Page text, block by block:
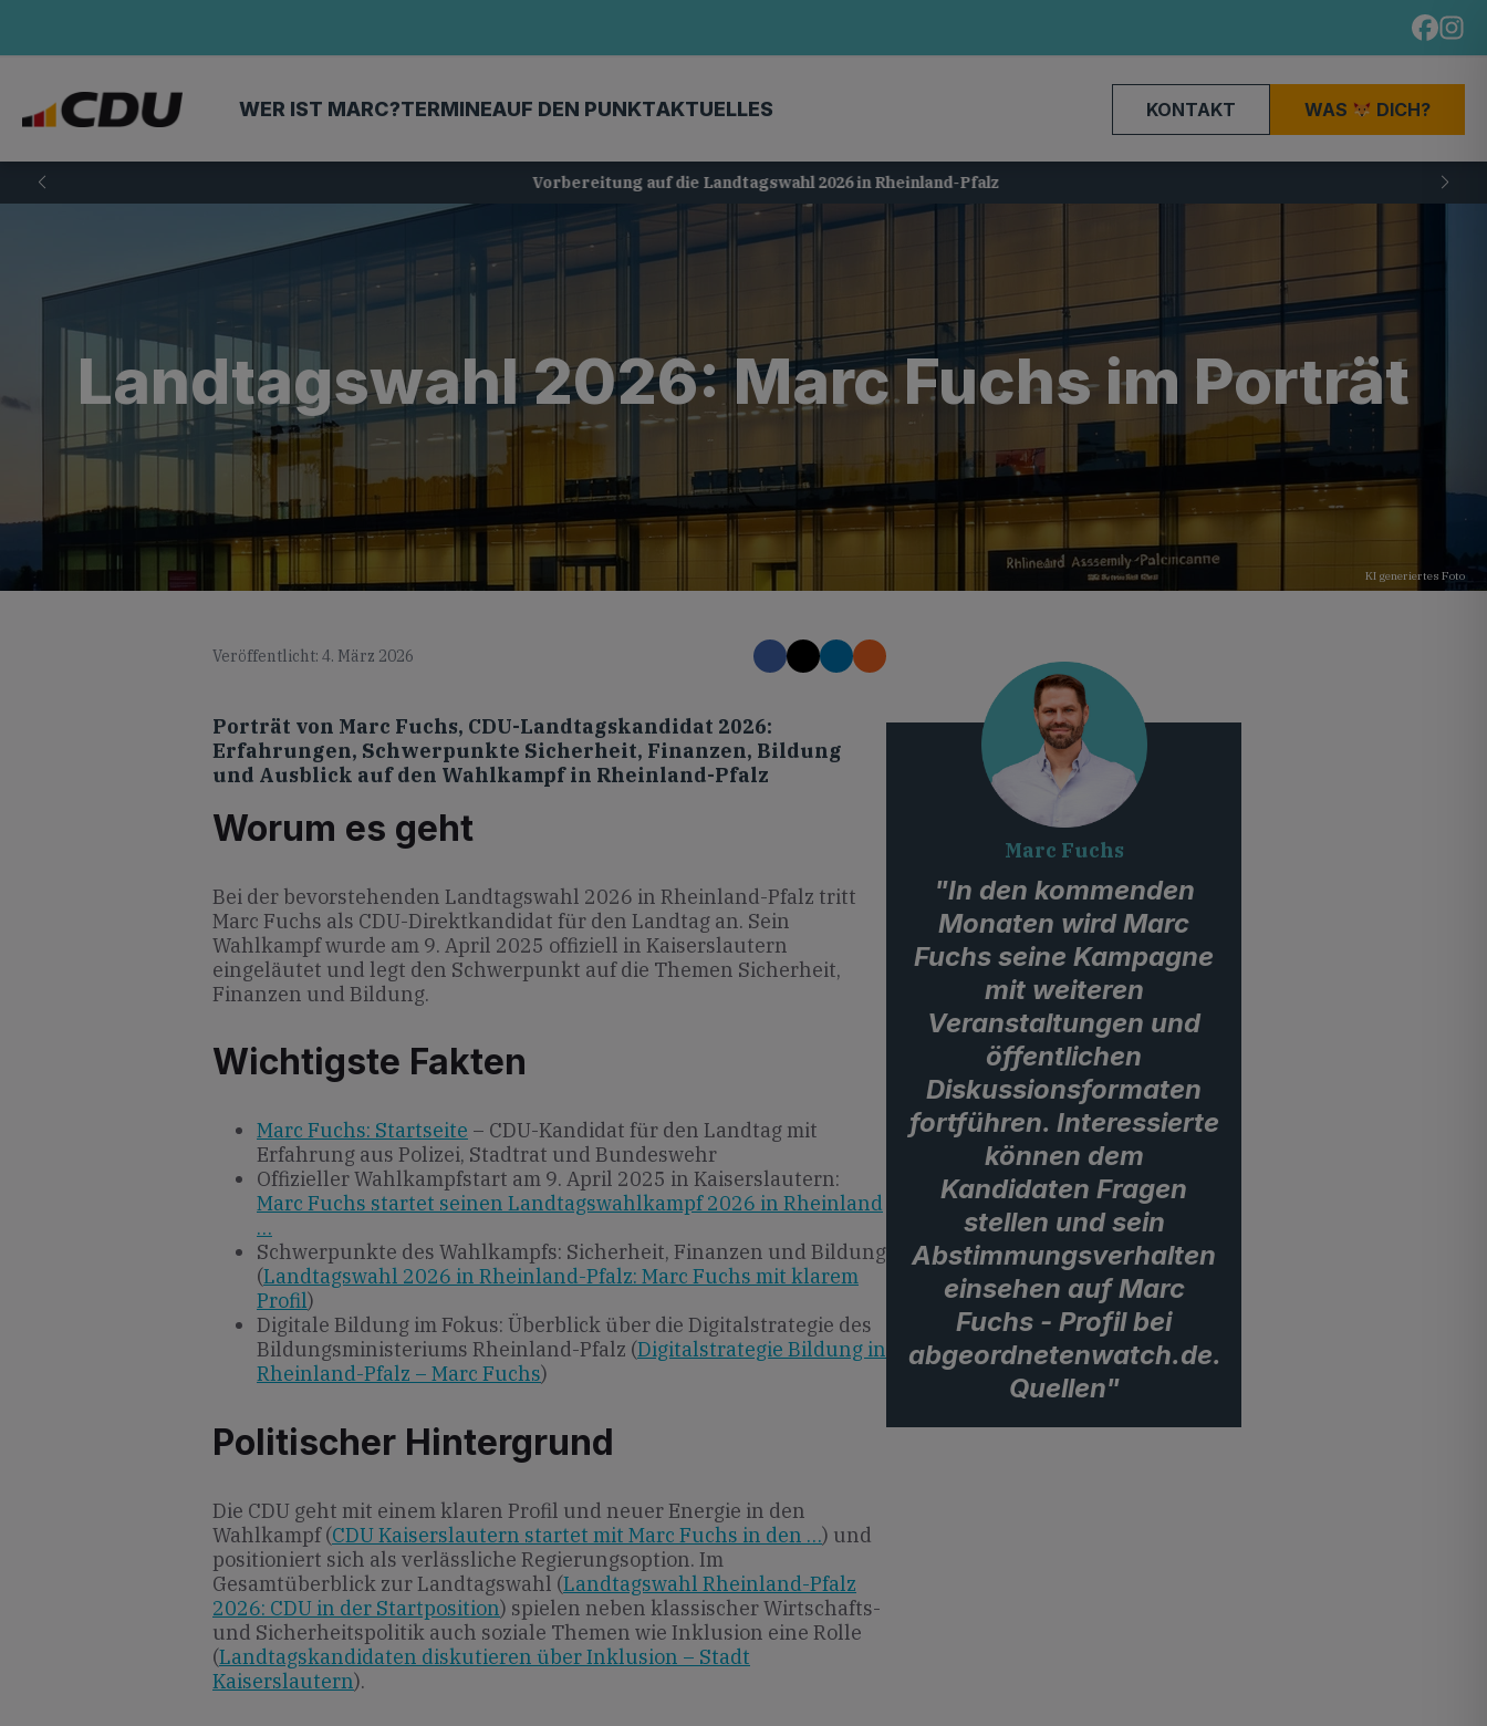
WER IST MARC?TERMINEAUF DEN PUNKTAKTUELLES KONTAKT WAS DICH?
Vorbereitung auf die Landtagswahl 2026 in Rheinland-Pfalz
Landtagswahl 2026: Marc Fuchs im Porträt
KI generiertes Foto
Veröffentlicht: 4. März 2026
Porträt von Marc Fuchs, CDU-Landtagskandidat 2026:
Erfahrungen, Schwerpunkte Sicherheit, Finanzen, Bildung
und Ausblick auf den Wahlkampf in Rheinland-Pfalz
Worum es geht
Bei der bevorstehenden Landtagswahl 2026 in Rheinland-Pfalz tritt
Marc Fuchs als CDU-Direktkandidat für den Landtag an. Sein
Wahlkampf wurde am 9. April 2025 offiziell in Kaiserslautern
eingeläutet und legt den Schwerpunkt auf die Themen Sicherheit,
Finanzen und Bildung.
Wichtigste Fakten
Marc Fuchs: Startseite – CDU-Kandidat für den Landtag mit
Erfahrung aus Polizei, Stadtrat und Bundeswehr
Offizieller Wahlkampfstart am 9. April 2025 in Kaiserslautern:
Marc Fuchs startet seinen Landtagswahlkampf 2026 in Rheinland
…
Schwerpunkte des Wahlkampfs: Sicherheit, Finanzen und Bildung
(Landtagswahl 2026 in Rheinland-Pfalz: Marc Fuchs mit klarem
Profil)
Digitale Bildung im Fokus: Überblick über die Digitalstrategie des
Bildungsministeriums Rheinland-Pfalz (Digitalstrategie Bildung in
Rheinland-Pfalz – Marc Fuchs)
Politischer Hintergrund
Die CDU geht mit einem klaren Profil und neuer Energie in den
Wahlkampf (CDU Kaiserslautern startet mit Marc Fuchs in den …) und
positioniert sich als verlässliche Regierungsoption. Im
Gesamtüberblick zur Landtagswahl (Landtagswahl Rheinland-Pfalz
2026: CDU in der Startposition) spielen neben klassischer Wirtschafts-
und Sicherheits­politik auch soziale Themen wie Inklusion eine Rolle
(Landtagskandidaten diskutieren über Inklusion – Stadt
Kaiserslautern).
Marc Fuchs
"In den kommenden
Monaten wird Marc
Fuchs seine Kampagne
mit weiteren
Veranstaltungen und
öffentlichen
Diskussions­formaten
fortführen. Interessierte
können dem
Kandidaten Fragen
stellen und sein
Abstimmungs­verhalten
einsehen auf Marc
Fuchs - Profil bei
abgeordnetenwatch.de.
Quellen"